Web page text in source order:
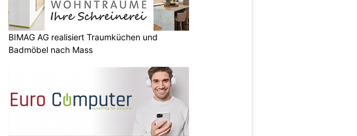
Media-Strategien für CEOs auf - Über 40 % der
BIMAG AG realisiert Traumküchen und
Badmöbel nach Mass